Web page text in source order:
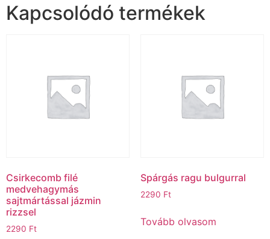
Kapcsolódó termékek
Csirkecomb filé
medvehagymás
sajtmártással jázmin
rizzsel
2290 Ft
Spárgás ragu bulgurral
2290 Ft
Tovább olvasom